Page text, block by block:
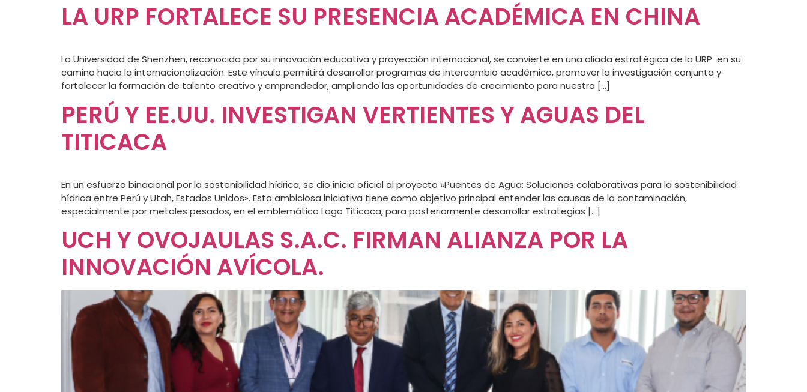
LA URP FORTALECE SU PRESENCIA ACADÉMICA EN CHINA
La Universidad de Shenzhen, reconocida por su innovación educativa y proyección internacional, se convierte en una aliada estratégica de la URP en su
camino hacia la internacionalización. Este vínculo permitirá desarrollar programas de intercambio académico, promover la investigación conjunta y
fortalecer la formación de talento creativo y emprendedor, ampliando las oportunidades de crecimiento para nuestra […]
PERÚ Y EE.UU. INVESTIGAN VERTIENTES Y AGUAS DEL
TITICACA
En un esfuerzo binacional por la sostenibilidad hídrica, se dio inicio oficial al proyecto «Puentes de Agua: Soluciones colaborativas para la sostenibilidad
hídrica entre Perú y Utah, Estados Unidos». Esta ambiciosa iniciativa tiene como objetivo principal entender las causas de la contaminación,
especialmente por metales pesados, en el emblemático Lago Titicaca, para posteriormente desarrollar estrategias […]
UCH Y OVOJAULAS S.A.C. FIRMAN ALIANZA POR LA
INNOVACIÓN AVÍCOLA.